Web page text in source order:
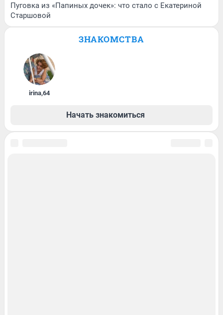
Пуговка из «Папиных дочек»: что стало с Екатериной
Старшовой
ЗНАКОМСТВА
irina,64
Начать знакомиться